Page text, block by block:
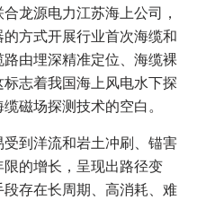
龙源电力江苏海上公司，
方式开展行业首次海缆和
由埋深精准定位、海缆裸
志着我国海上风电水下探
磁场探测技术的空白。
到洋流和岩土冲刷、锚害
的增长，呈现出路径变
存在长周期、高消耗、难